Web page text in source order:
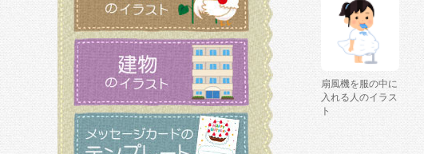
扇風機を服の中に
入れる人のイラス
ト